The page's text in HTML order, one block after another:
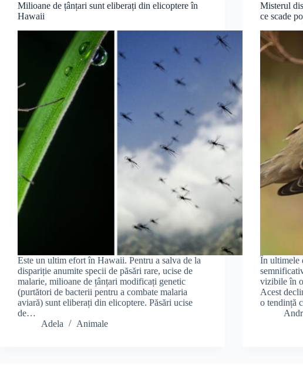
Milioane de țânțari sunt eliberați din elicoptere în
Hawaii
Este un ultim efort în Hawaii. Pentru a salva de la
dispariție anumite specii de păsări rare, ucise de
malarie, milioane de țânțari modificați genetic
(purtători de bacterii pentru a combate malaria
aviară) sunt eliberați din elicoptere. Păsări ucise
de…
Adela
Animale
Misterul
ce scade
În ultimele
vizibile în
Acest
o tendință